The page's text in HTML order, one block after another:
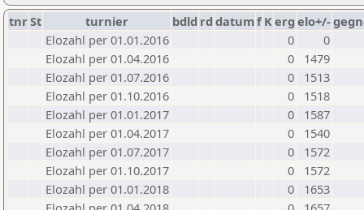
tnrSt turnier bdld rd datumf Kerg elo+/-
Elozahl per 01.01.2016
0
0
Elozahl per 01.04.2016
0
1479
Elozahl per 01.07.2016
0
1513
Elozahl per 01.10.2016
0
1518
Elozahl per 01.01.2017
0
1587
Elozahl per 01.04.2017
0
1540
Elozahl per 01.07.2017
0
1572
Elozahl per 01.10.2017
0
1572
Elozahl per 01.01.2018
0
1653